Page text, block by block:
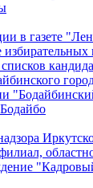
в газете